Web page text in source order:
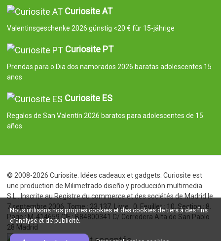
Curiosite AT
Valentinsgeschenke 2026 günstig <20 € für 15-jährige
Curiosite PT
Prendas para o Dia dos namorados 2026 baratas adolescentes 15
anos
Curiosite ES
Regalos de San Valentín 2026 baratos para adolescentes de 15
años
© 2008-2026 Curiosite. Idées cadeaux et gadgets. Curiosite est
une production de Milimetrado diseño y producción multimedia
S.L.. Inscrite au Registre du commerce et des sociétés de Madrid le
7 septembre 2006. Tome : 23.137. Livre : 0. Feuillet : 10. Section : 8.
Page : M-414659 CIF : B84800341 C/ Corredera Alta de San Pablo
28 Madrid
Nous utilisons nos propres cookies et des cookies de tiers à des fins
d'analyse et de publicité.